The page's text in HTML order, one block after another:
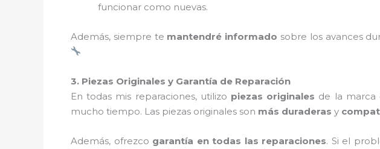
funcionar como nuevas.
Además, siempre te mantendré informado sobre los avances
3. Piezas Originales y Garantía de Reparación
En todas mis reparaciones, utilizo piezas originales de la marca
mucho tiempo. Las piezas originales son más duraderas y
Además, ofrezco garantía en todas las reparaciones. Si el